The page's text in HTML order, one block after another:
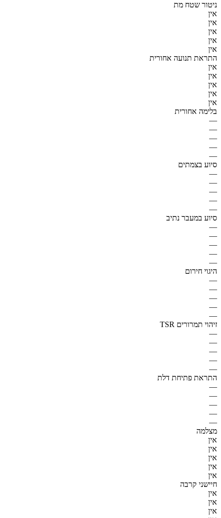
ניטור שטח מת
אין
אין
אין
אין
אין
התראת תנועה אחורית
אין
אין
אין
אין
אין
בלימה אחורית
—
—
—
—
—
סיוע בצמתים
—
—
—
—
—
סיוע במעבר נתיב
—
—
—
—
—
היגוי חירום
—
—
—
—
—
זיהוי תמרורים TSR
—
—
—
—
—
התראת פתיחת דלת
—
—
—
—
—
מצלמה
אין
אין
אין
אין
אין
חיישני קרבה
אין
אין
אין